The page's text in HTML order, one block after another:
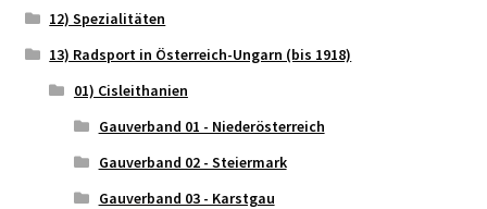
12) Spezialitäten
13) Radsport in Österreich-Ungarn (bis 1918)
01) Cisleithanien
Gauverband 01 - Niederösterreich
Gauverband 02 - Steiermark
Gauverband 03 - Karstgau